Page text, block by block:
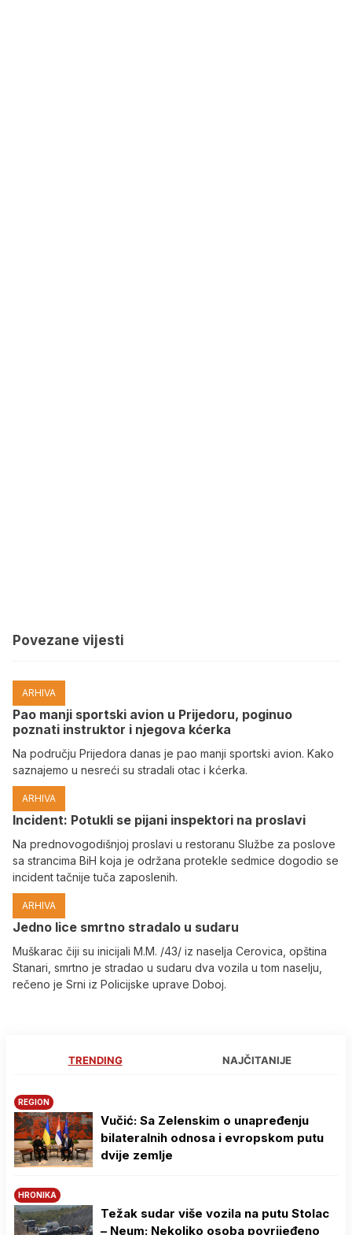
Povezane vijesti
ARHIVA
Pao manji sportski avion u Prijedoru, poginuo
poznati instruktor i njegova kćerka
Na području Prijedora danas je pao manji sportski avion. Kako
saznajemo u nesreći su stradali otac i kćerka.
ARHIVA
Incident: Potukli se pijani inspektori na proslavi
Na prednovogodišnjoj proslavi u restoranu Službe za poslove
sa strancima BiH koja je održana protekle sedmice dogodio se
incident tačnije tuča zaposlenih.
ARHIVA
Јedno lice smrtno stradalo u sudaru
Muškarac čiji su inicijali M.M. /43/ iz naselja Cerovica, opština
Stanari, smrtno je stradao u sudaru dva vozila u tom naselju,
rečeno je Srni iz Policijske uprave Doboj.
TRENDING NAJČITANIJE
REGION
Vučić: Sa Zelenskim o unapređenju
bilateralnih odnosa i evropskom putu
dvije zemlje
HRONIKA
Težak sudar više vozila na putu Stolac
– Neum: Nekoliko osoba povrijeđeno